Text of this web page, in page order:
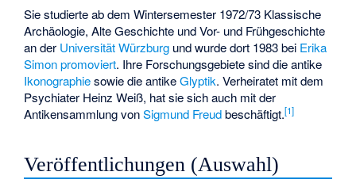
Sie studierte ab dem Wintersemester 1972/73 Klassische
Archäologie, Alte Geschichte und Vor- und Frühgeschichte
an der Universität Würzburg und wurde dort 1983 bei Erika
Simon promoviert. Ihre Forschungsgebiete sind die antike
Ikonographiesowie die antikeGlyptik. Verheiratet mit dem
Psychiater Heinz Weiß, hat sie sich auch mit der
Antikensammlung vonSigmund Freudbeschäftigt.[1]
Veröffentlichungen (Auswahl)